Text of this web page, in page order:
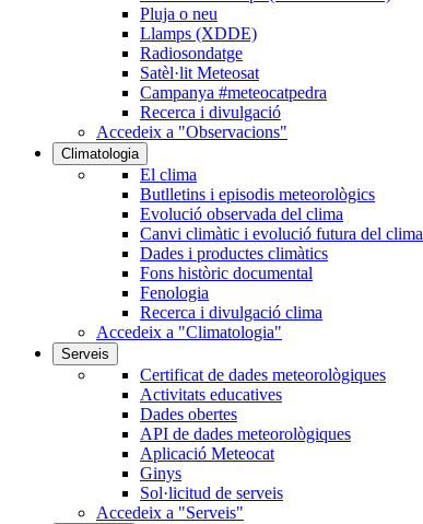
Pluja o neu
Llamps (XDDE)
Radiosondatge
Satèl·lit Meteosat
Campanya #meteocatpedra
Recerca i divulgació
Accedeix a "Observacions"
Climatologia
El clima
Butlletins i episodis meteorològics
Evolució observada del clima
Canvi climàtic i evolució futura del clima
Dades i productes climàtics
Fons històric documental
Fenologia
Recerca i divulgació clima
Accedeix a "Climatologia"
Serveis
Certificat de dades meteorològiques
Activitats educatives
Dades obertes
API de dades meteorològiques
Aplicació Meteocat
Ginys
Sol·licitud de serveis
Accedeix a "Serveis"